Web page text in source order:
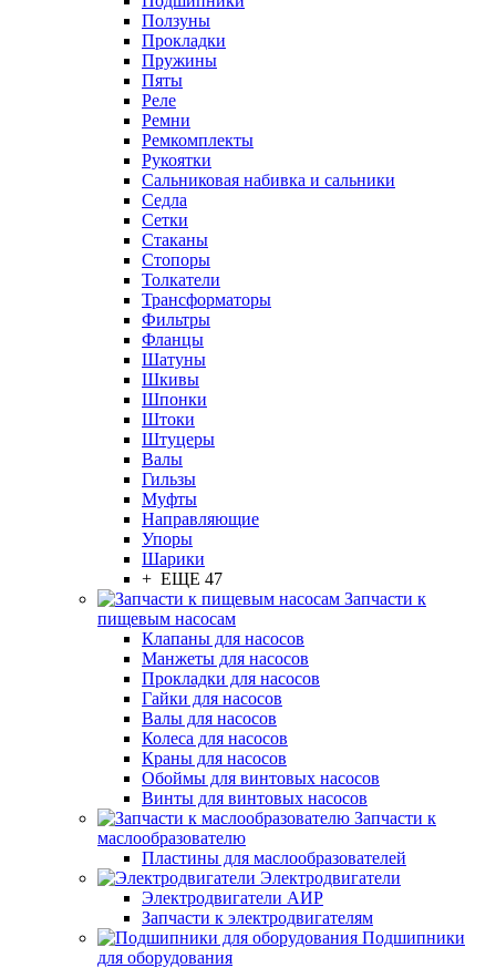
Ползуны
Прокладки
Пружины
Пяты
Реле
Ремни
Ремкомплекты
Рукоятки
Сальниковая набивка и сальники
Седла
Сетки
Стаканы
Стопоры
Толкатели
Трансформаторы
Фильтры
Фланцы
Шатуны
Шкивы
Шпонки
Штоки
Штуцеры
Валы
Гильзы
Муфты
Направляющие
Упоры
Шарики
+ ЕЩЕ 47
Запчасти к
пищевым насосам
Клапаны для насосов
Манжеты для насосов
Прокладки для насосов
Гайки для насосов
Валы для насосов
Колеса для насосов
Краны для насосов
Обоймы для винтовых насосов
Винты для винтовых насосов
Запчасти к
маслообразователю
Пластины для маслообразователей
Электродвигатели
Электродвигатели АИР
Запчасти к электродвигателям
Подшипники
для оборудования